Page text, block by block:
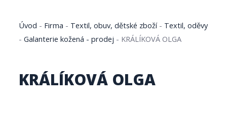
Úvod - Firma - Textil, obuv, dětské zboží- Textil, oděvy
-Galanterie kožená - prodej - KRÁLÍKOVÁ OLGA
KRÁLÍKOVÁ OLGA